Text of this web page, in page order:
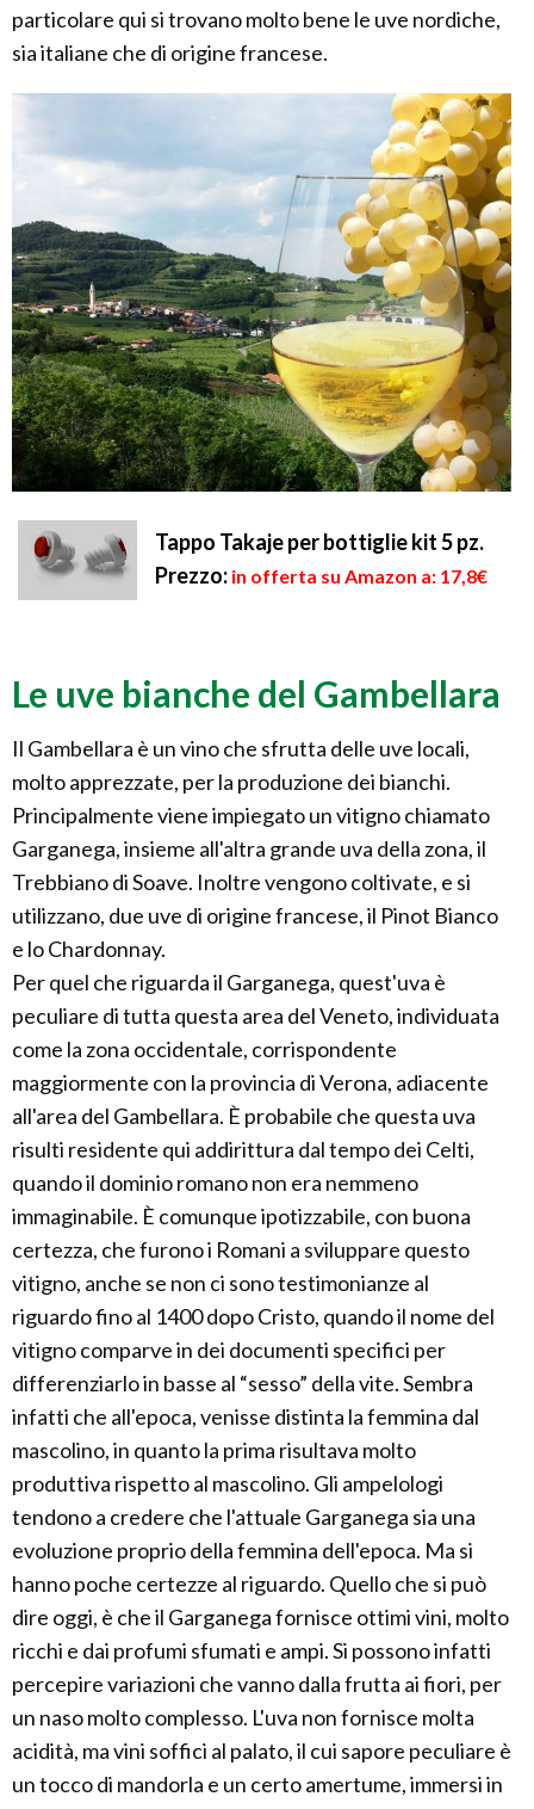
particolare qui si trovano molto bene le uve nordiche,
sia italiane che di origine francese.
Tappo Takaje per bottiglie kit 5 pz.
Prezzo: in offerta su Amazon a: 17,8€
Le uve bianche del Gambellara
Il Gambellara è un vino che sfrutta delle uve locali,
molto apprezzate, per la produzione dei bianchi.
Principalmente viene impiegato un vitigno chiamato
Garganega, insieme all'altra grande uva della zona, il
Trebbiano di Soave. Inoltre vengono coltivate, e si
utilizzano, due uve di origine francese, il Pinot Bianco
e lo Chardonnay.
Per quel che riguarda il Garganega, quest'uva è
peculiare di tutta questa area del Veneto, individuata
come la zona occidentale, corrispondente
maggiormente con la provincia di Verona, adiacente
all'area del Gambellara. È probabile che questa uva
risulti residente qui addirittura dal tempo dei Celti,
quando il dominio romano non era nemmeno
immaginabile. È comunque ipotizzabile, con buona
certezza, che furono i Romani a sviluppare questo
vitigno, anche se non ci sono testimonianze al
riguardo fino al 1400 dopo Cristo, quando il nome del
vitigno comparve in dei documenti specifici per
differenziarlo in basse al “sesso” della vite. Sembra
infatti che all'epoca, venisse distinta la femmina dal
mascolino, in quanto la prima risultava molto
produttiva rispetto al mascolino. Gli ampelologi
tendono a credere che l'attuale Garganega sia una
evoluzione proprio della femmina dell'epoca. Ma si
hanno poche certezze al riguardo. Quello che si può
dire oggi, è che il Garganega fornisce ottimi vini, molto
ricchi e dai profumi sfumati e ampi. Si possono infatti
percepire variazioni che vanno dalla frutta ai fiori, per
un naso molto complesso. L'uva non fornisce molta
acidità, ma vini soffici al palato, il cui sapore peculiare è
un tocco di mandorla e un certo amertume, immersi in